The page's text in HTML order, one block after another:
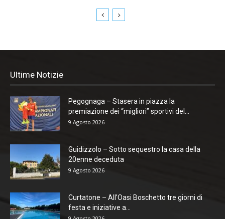
Ultime Notizie
Pegognaga – Stasera in piazza la
premiazione dei “migliori” sportivi del...
9 Agosto 2026
Guidizzolo – Sotto sequestro la casa della
20enne deceduta
9 Agosto 2026
Curtatone – All’Oasi Boschetto tre giorni di
festa e iniziative a...